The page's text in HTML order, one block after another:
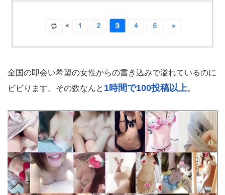
全国の即会い希望の女性からの書き込みで溢れているのに
ビビります。その数なんと 1時間で100投稿以上。